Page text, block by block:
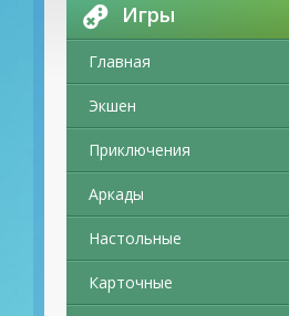
Игры
Главная
Экшен
Приключения
Аркады
Настольные
Карточные